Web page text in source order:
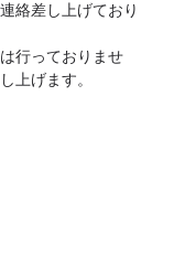
絡差し上げており
行っておりませ
上げます。